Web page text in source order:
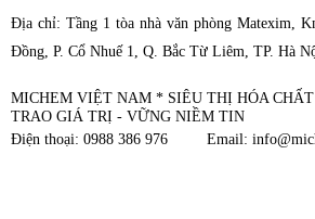
Địa chỉ: Tầng 1 tòa nhà văn phòng Matexim,
Đồng, P. Cổ Nhuế 1, Q. Bắc Từ Liêm, TP. Hà
MICHEM VIỆT NAM * SIÊU THỊ HÓA CHẤT
TRAO GIÁ TRỊ - VỮNG NIỀM TIN
Điện thoại: 0988 386 976 Email: